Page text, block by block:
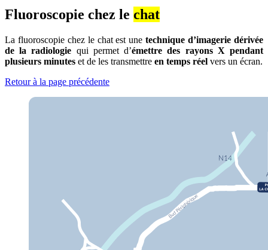
Fluoroscopie chez le chat
La fluoroscopie chez le chat est une technique d’imagerie dérivée
de la radiologie qui permet d’émettre des rayons X pendant
plusieurs minutes et de les transmettre en temps réel vers un écran.
Retour à la page précédente